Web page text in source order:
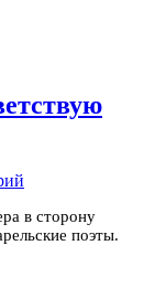
в сторону
поэты.